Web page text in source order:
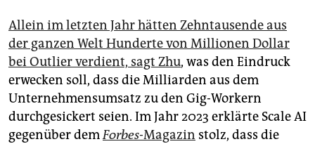
Allein im letzten Jahr hätten Zehntausende aus
der ganzen Welt Hunderte von Millionen Dollar
bei Outlier verdient, sagt Zhu, was den Eindruck
erwecken soll, dass die Milliarden aus dem
Unternehmensumsatz zu den Gig-Workern
durchgesickert seien. Im Jahr 2023 erklärte Scale AI
gegenüber demForbes-Magazin stolz, dass die